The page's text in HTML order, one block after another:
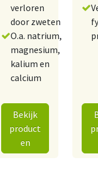
verloren
door zweten
O.a. natrium,
magnesium,
kalium en
calcium
Bekijk
product
en